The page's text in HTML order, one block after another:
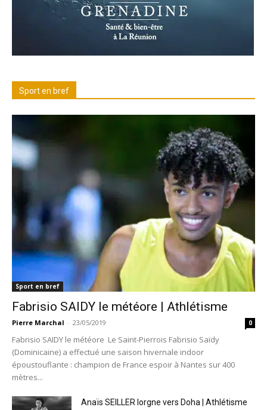
Sport en bref
Sport en bref
Fabrisio SAIDY le météore | Athlétisme
Pierre Marchal - 23/05/2019 0
Fabrisio SAIDY le météore Le Saint-Pierrois Fabrisio Saïdy
(Dominicaine) a effectué une saison hivernale indoor
époustouflante : champion de France espoir à Nantes sur 400
mètres...
Anaïs SEILLER lorgne vers Doha | Athlétisme